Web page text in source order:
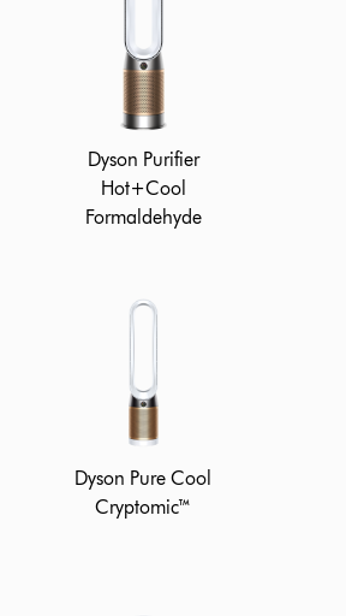
Dyson Purifier
Hot+Cool
Formaldehyde
Dyson Pure Cool
Cryptomic™